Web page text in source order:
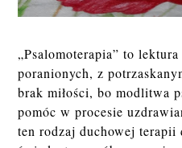
„Psalomoterapia” to
poranionych, z
brak miłości, bo modlitwa
pomóc w procesie
ten rodzaj duchowej terapii